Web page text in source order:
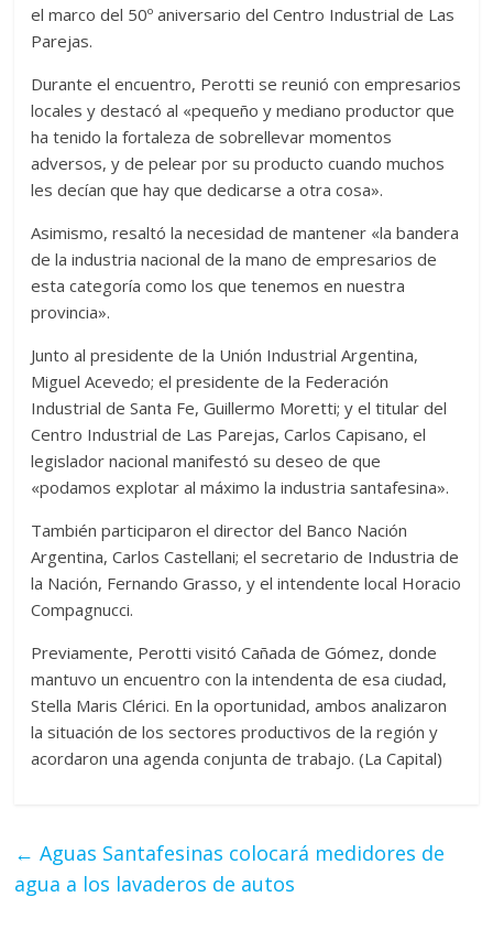
el marco del 50º aniversario del Centro Industrial de Las
Parejas.
Durante el encuentro, Perotti se reunió con empresarios
locales y destacó al «pequeño y mediano productor que
ha tenido la fortaleza de sobrellevar momentos
adversos, y de pelear por su producto cuando muchos
les decían que hay que dedicarse a otra cosa».
Asimismo, resaltó la necesidad de mantener «la bandera
de la industria nacional de la mano de empresarios de
esta categoría como los que tenemos en nuestra
provincia».
Junto al presidente de la Unión Industrial Argentina,
Miguel Acevedo; el presidente de la Federación
Industrial de Santa Fe, Guillermo Moretti; y el titular del
Centro Industrial de Las Parejas, Carlos Capisano, el
legislador nacional manifestó su deseo de que
«podamos explotar al máximo la industria santafesina».
También participaron el director del Banco Nación
Argentina, Carlos Castellani; el secretario de Industria de
la Nación, Fernando Grasso, y el intendente local Horacio
Compagnucci.
Previamente, Perotti visitó Cañada de Gómez, donde
mantuvo un encuentro con la intendenta de esa ciudad,
Stella Maris Clérici. En la oportunidad, ambos analizaron
la situación de los sectores productivos de la región y
acordaron una agenda conjunta de trabajo. (La Capital)
← Aguas Santafesinas colocará medidores de
agua a los lavaderos de autos